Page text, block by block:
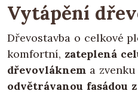
Vytápění
Dřevostavba o celkové
komfortní, zateplená
dřevovláknem a zvenku
odvětrávanou fasádou